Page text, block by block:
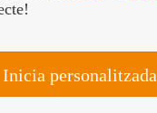
Inicia personalitzada